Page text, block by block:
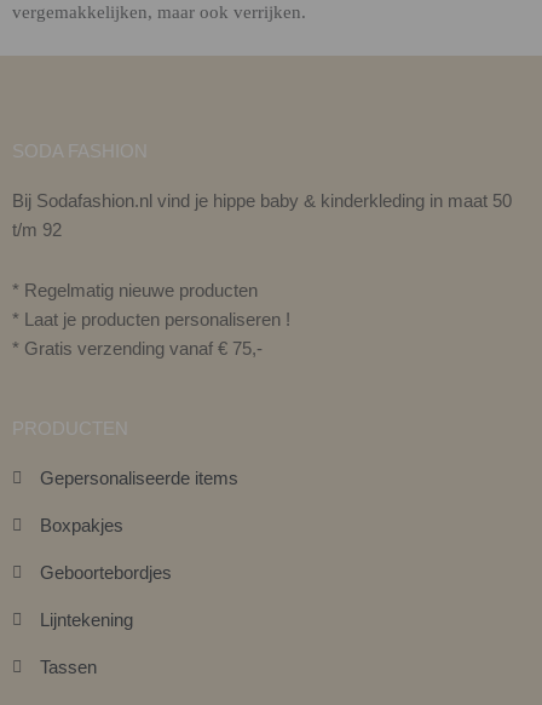
vergemakkelijken, maar ook verrijken.
SODA FASHION
Bij Sodafashion.nl vind je hippe baby & kinderkleding in maat 50
t/m 92
* Regelmatig nieuwe producten
* Laat je producten personaliseren !
* Gratis verzending vanaf € 75,-
PRODUCTEN
Gepersonaliseerde items
Boxpakjes
Geboortebordjes
Lijntekening
Tassen